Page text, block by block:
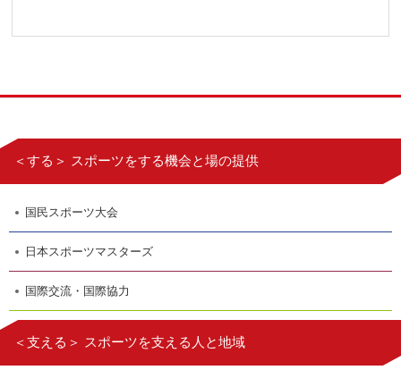
＜する＞ スポーツをする機会と場の提供
国民スポーツ大会
日本スポーツマスターズ
国際交流・国際協力
＜支える＞ スポーツを支える人と地域